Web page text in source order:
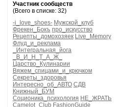
Участник сообществ
(Всего в списке: 32)
-i_love_shoes- Мужской_клуб
Фрекен_Бокъ про_искусство
Рецепты_домохозяек Live_Memory
Флуд_и_реклама
_Интегральная_йога
_В_И_Н_Т_А_Ж_
Царство_Кулинарии
Вяжем_спицами_и_крючком
Секреты_здоровья
Интересно_об_АВТО СДВ
Книжный_БУМ
Соционика_психология НЕ_ЖРАТЬ
Camelot_Club FashionGuide